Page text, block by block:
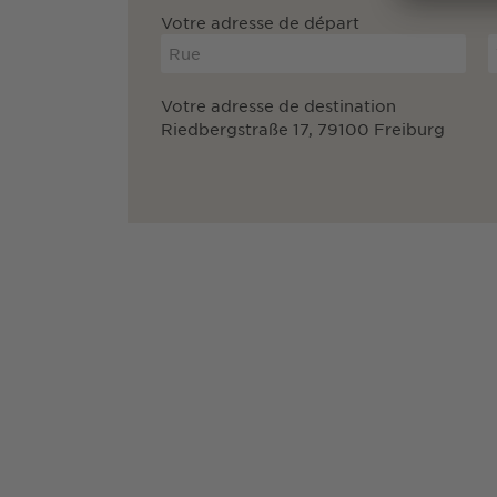
Votre adresse de départ
Votre adresse de destination
Riedbergstraße 17, 79100 Freiburg